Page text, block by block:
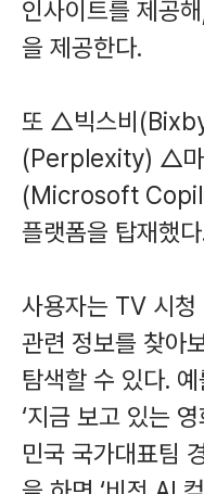
인사이트를 제공
을 제공한다.
또 △빅스비
(Perplexity) △마
(Microsoft
플랫폼을 탑재했
사용자는 TV 시청
관련 정보를 찾아
탐색할 수 있다.
‘지금 보고 있는
민국 국가대표팀